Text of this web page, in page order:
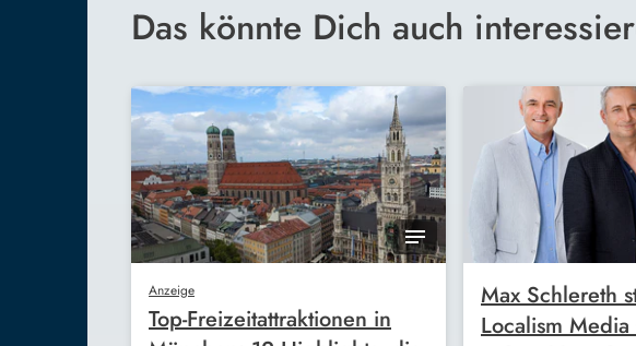
Das könnte Dich auch
Anzeige
Top-Freizeitattraktionen in
Max Schlereth
Localism